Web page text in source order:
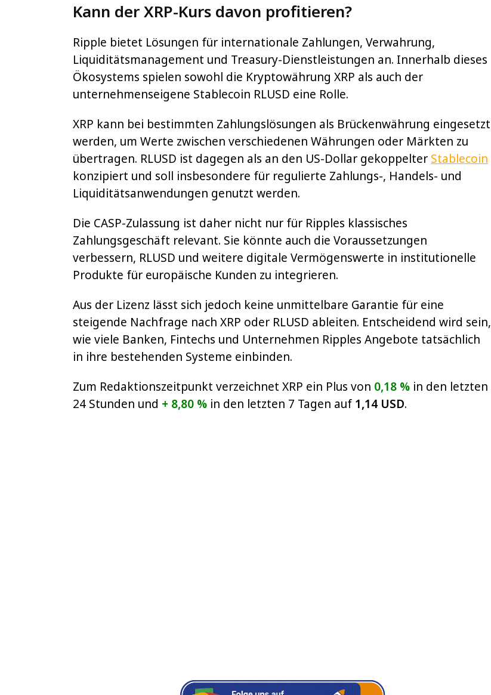
Kann der XRP-Kurs davon profitieren?
Ripple bietet Lösungen für internationale Zahlungen, Verwahrung,
Liquiditätsmanagement und Treasury-Dienstleistungen an. Innerhalb dieses
Ökosystems spielen sowohl die Kryptowährung XRP als auch der
unternehmenseigene Stablecoin RLUSD eine Rolle.
XRP kann bei bestimmten Zahlungslösungen als Brückenwährung eingesetzt
werden, um Werte zwischen verschiedenen Währungen oder Märkten zu
übertragen. RLUSD ist dagegen als an den US-Dollar gekoppelter Stablecoin
konzipiert und soll insbesondere für regulierte Zahlungs-, Handels- und
Liquiditätsanwendungen genutzt werden.
Die CASP-Zulassung ist daher nicht nur für Ripples klassisches
Zahlungsgeschäft relevant. Sie könnte auch die Voraussetzungen
verbessern, RLUSD und weitere digitale Vermögenswerte in institutionelle
Produkte für europäische Kunden zu integrieren.
Aus der Lizenz lässt sich jedoch keine unmittelbare Garantie für eine
steigende Nachfrage nach XRP oder RLUSD ableiten. Entscheidend wird sein,
wie viele Banken, Fintechs und Unternehmen Ripples Angebote tatsächlich
in ihre bestehenden Systeme einbinden.
Zum Redaktionszeitpunkt verzeichnet XRP ein Plus von 0,18 % in den letzten
24 Stunden und + 8,80 % in den letzten 7 Tagen auf 1,14 USD.